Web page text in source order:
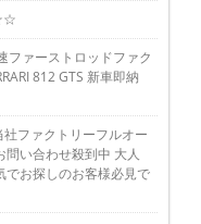
ファーストロッドファク
812 GTS 新車即納
ファクトリーフルオー
い合わせ殺到中 大人
でお探しのお客様必見で